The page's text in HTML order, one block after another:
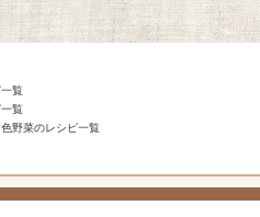
覧
覧
野菜のレシピ一覧